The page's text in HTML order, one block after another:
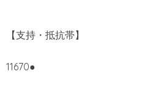
【支持・抵抗帯】
11670●